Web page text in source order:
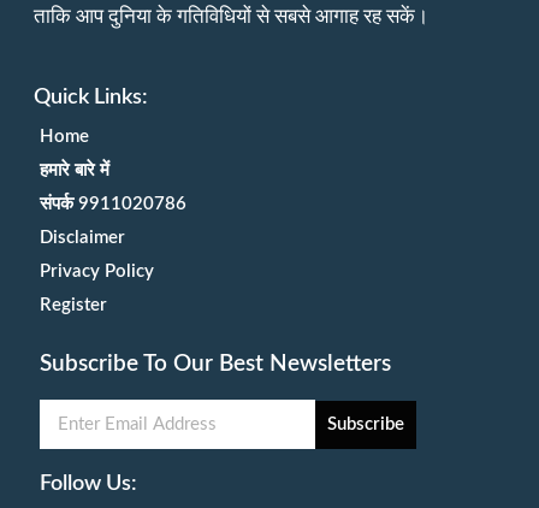
ताकि आप दुनिया के गतिविधियों से सबसे आगाह रह सकें।
Quick Links:
Home
हमारे बारे में
संपर्क 9911020786
Disclaimer
Privacy Policy
Register
Subscribe To Our Best Newsletters
Subscribe
Follow Us: